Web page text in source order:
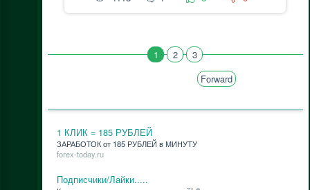
1 2
3
Forward
1 КЛИК = 185 РУБЛЕЙ
ЗАРАБОТОК от 185 РУБЛЕЙ в МИНУТУ
forex-today.ru
Подписчики/Лайки.....